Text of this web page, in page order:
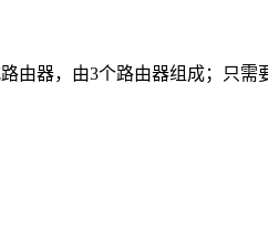
由器，由3个路由器组成；只